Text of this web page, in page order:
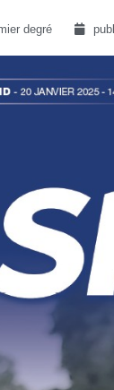
degré